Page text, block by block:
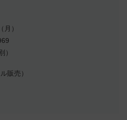
）
）
販売）